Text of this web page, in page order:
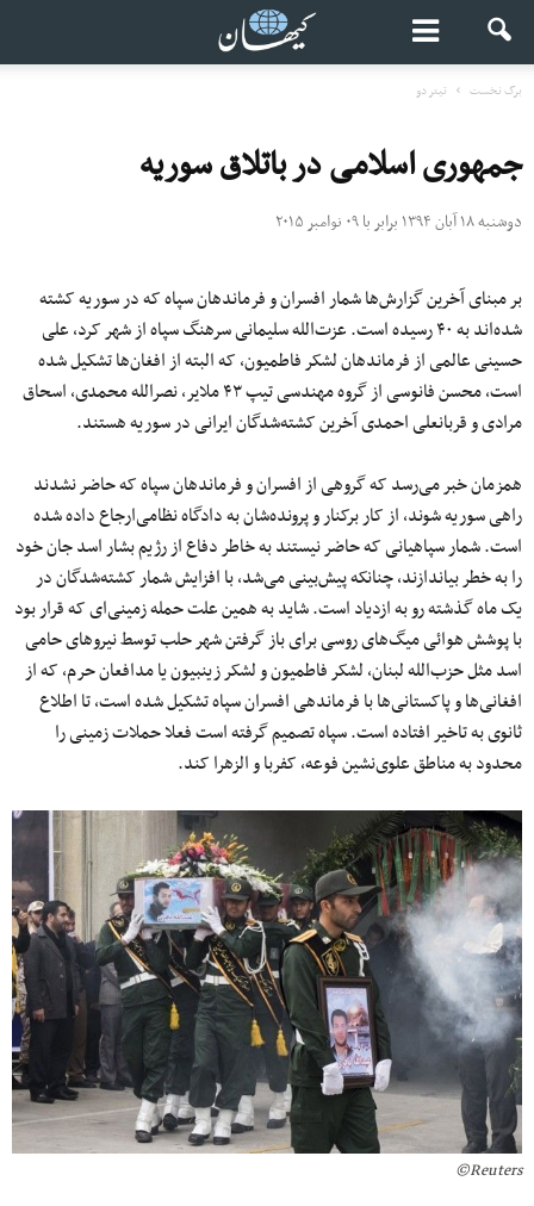
برگ نخست تیتر دو
جمهوری اسلامی در باتلاق سوریه
دوشنبه ۱۸ آبان ۱۳۹۴ برابر با ۰۹ نوامبر ۲۰۱۵
بر مبنای آخرین گزارش‌ها شمار افسران و فرماندهان سپاه که در سوریه کشته
شده‌اند به ۴۰ رسیده است. عزت‌الله سلیمانی سرهنگ سپاه از شهر کرد، علی
حسینی عالمی از فرماندهان لشکر فاطمیون، که البته از افغان‌ها تشکیل شده
است، محسن فانوسی از گروه مهندسی تیپ ۴۳ ملایر، نصرالله محمدی، اسحاق
مرادی و قربانعلی احمدی آخرین کشته‌شدگان ایرانی در سوریه هستند.
همزمان خبر می‌رسد که گروهی از افسران و فرماندهان سپاه که حاضر نشدند
راهی سوریه شوند، از کار برکنار و پرونده‌شان به دادگاه نظامی‌ارجاع داده شده
است. شمار سپاهیانی که حاضر نیستند به خاطر دفاع از رژیم بشار اسد جان خود
را به خطر بیاندازند، چنانکه پیش‌بینی می‌شد، با افزایش شمار کشته‌شدگان در
یک ماه گذشته رو به ازدیاد است. شاید به همین علت حمله زمینی‌ای که قرار بود
با پوشش هوائی میگ‌های روسی برای باز گرفتن شهر حلب توسط نیروهای حامی
‌اسد مثل حزب‌الله لبنان، لشکر فاطمیون و لشکر زینبیون یا مدافعان حرم، که از
افغانی‌ها و پاکستانی‌ها با فرماندهی افسران سپاه تشکیل شده است، تا اطلاع
ثانوی به تاخیر افتاده است. سپاه تصمیم گرفته است فعلا حملات زمینی را
محدود به مناطق علوی‌نشین فوعه، کفربا و الزهرا کند.
Reuters©